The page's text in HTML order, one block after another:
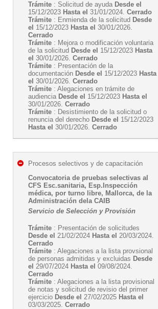
Trámite : Solicitud de ayuda Desde el
15/12/2023 Hasta el 31/01/2024. Cerrado
Trámite : Enmienda de la solicitud Desde
el 15/12/2023 Hasta el 30/01/2026.
Cerrado
Trámite : Mejora o modificación voluntaria
de la solicitud Desde el 15/12/2023 Hasta
el 30/01/2026. Cerrado
Trámite : Presentación de la
documentación Desde el 15/12/2023 Hasta
el 30/01/2026. Cerrado
Trámite : Alegaciones en trámite de
audiencia Desde el 15/12/2023 Hasta el
30/01/2026. Cerrado
Trámite : Desistimiento de la solicitud o
renuncia del derecho Desde el 15/12/2023
Hasta el 30/01/2026. Cerrado
Procesos selectivos y de capacitación
Convocatoria de pruebas selectivas al
CFS Esc.sanitaria, Esp.Inspección
médica, por turno libre, Mallorca, de la
Administración dela CAIB
Servicio de Selección y Provisión
Trámite : Presentación de solicitudes
Desde el 21/02/2024 Hasta el 20/03/2024.
Cerrado
Trámite : Alegaciones a la lista provsional
de personas admitidas y excluidas Desde
el 29/07/2024 Hasta el 09/08/2024.
Cerrado
Trámite : Alegaciones a la lista provisional
de notas y solicitud de revisio del primer
ejercicio Desde el 27/02/2025 Hasta el
03/03/2025. Cerrado